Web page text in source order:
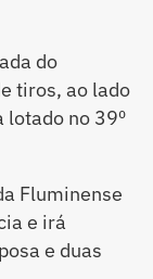
do
tiros, ao lado
lotado no 39º
Fluminense
e irá
e duas